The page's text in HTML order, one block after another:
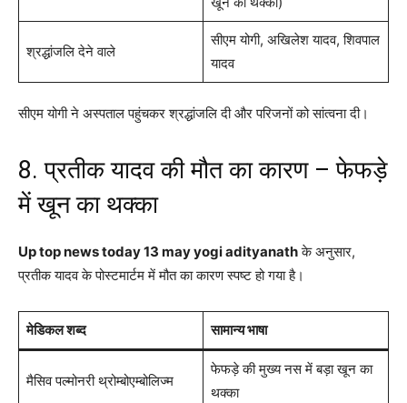
श्रद्धांजलि देने वाले
सीएम योगी, अखिलेश यादव, शिवपाल
यादव
सीएम योगी ने अस्पताल पहुंचकर श्रद्धांजलि दी और परिजनों को सांत्वना दी।
8. प्रतीक यादव की मौत का कारण – फेफड़े
में खून का थक्का
Up top news today 13 may yogi adityanathके अनुसार,
प्रतीक यादव के पोस्टमार्टम में मौत का कारण स्पष्ट हो गया है।
मेडिकल शब्द सामान्य भाषा
मैसिव पल्मोनरी थ्रोम्बोएम्बोलिज्म
फेफड़े की मुख्य नस में बड़ा खून का
थक्का